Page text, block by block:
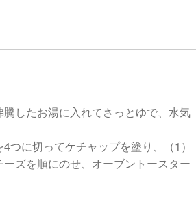
したお湯に入れてさっとゆで、水気
に切ってケチャップを塗り、（1）
ズを順にのせ、オーブントースター